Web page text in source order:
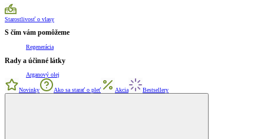
Starostlivosť o vlasy
S čím vám pomôžeme
Regenerácia
Rady a účinné látky
Arganový olej
Novinky Ako sa starať o pleť Akcia Bestsellery